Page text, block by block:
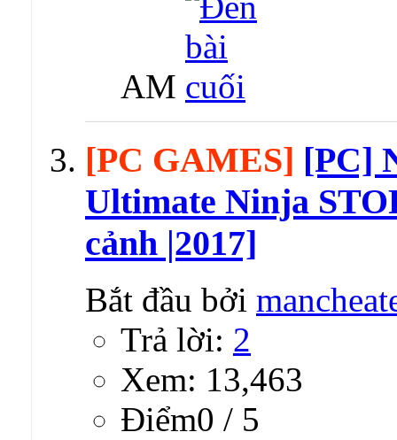
AM
[PC GAMES] [PC]
Ultimate Ninja
cảnh |2017]
Bắt đầu bởi
Trả lời: 2
Xem: 13,463
Ðiểm0 / 5